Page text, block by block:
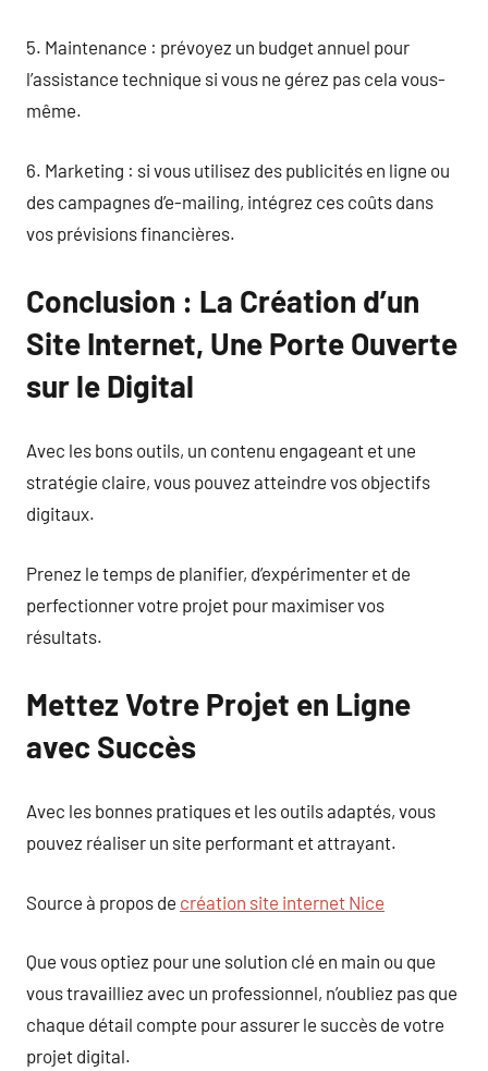
5. Maintenance : prévoyez un budget annuel pour
l’assistance technique si vous ne gérez pas cela vous-
même.
6. Marketing : si vous utilisez des publicités en ligne ou
des campagnes d’e-mailing, intégrez ces coûts dans
vos prévisions financières.
Conclusion : La Création d’un
Site Internet, Une Porte Ouverte
sur le Digital
Avec les bons outils, un contenu engageant et une
stratégie claire, vous pouvez atteindre vos objectifs
digitaux.
Prenez le temps de planifier, d’expérimenter et de
perfectionner votre projet pour maximiser vos
résultats.
Mettez Votre Projet en Ligne
avec Succès
Avec les bonnes pratiques et les outils adaptés, vous
pouvez réaliser un site performant et attrayant.
Source à propos de création site internet Nice
Que vous optiez pour une solution clé en main ou que
vous travailliez avec un professionnel, n’oubliez pas que
chaque détail compte pour assurer le succès de votre
projet digital.